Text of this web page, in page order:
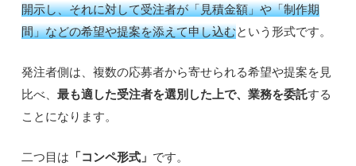
開示し、それに対して受注者が「見積金額」や「制作期
間」などの希望や提案を添えて申し込むという形式です。
発注者側は、複数の応募者から寄せられる希望や提案を見
比べ、最も適した受注者を選別した上で、業務を委託する
ことになります。
二つ目は 「コンペ形式」 です。